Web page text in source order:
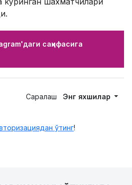
саҳифасига
Саралаш Энг яхшилар
ўтинг!